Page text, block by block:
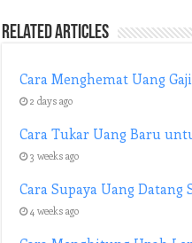
Related Articles
Cara Menghemat Uang
2 days ago
Cara Tukar Uang Baru
3 weeks ago
Cara Supaya Uang Datang
4 weeks ago